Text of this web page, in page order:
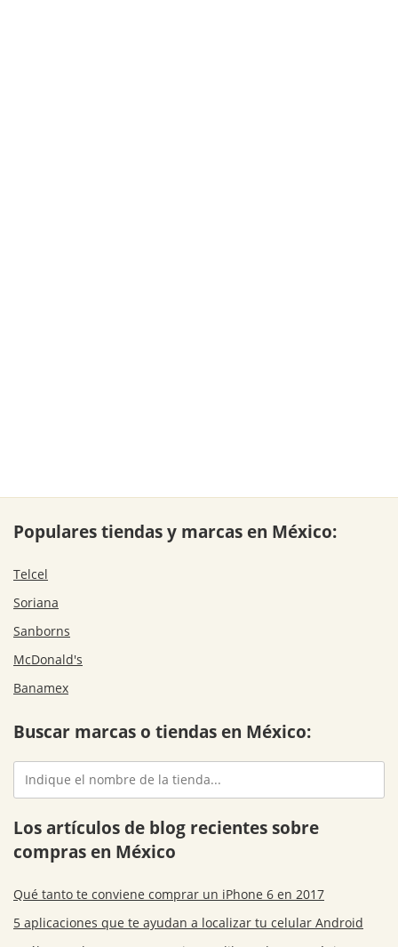
Populares tiendas y marcas en México:
Telcel
Soriana
Sanborns
McDonald's
Banamex
Buscar marcas o tiendas en México:
Los artículos de blog recientes sobre
compras en México
Qué tanto te conviene comprar un iPhone 6 en 2017
5 aplicaciones que te ayudan a localizar tu celular Android